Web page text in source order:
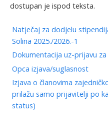
dostupan je ispod teksta.
Natječaj za dodjelu
Solina 2025./2026.-1
Dokumentacija uz-prijavu
Opca izjava/suglasnost
Izjava o članovima
prilažu samo prijavitelji po
status)